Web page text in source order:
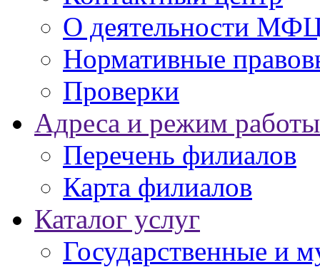
О деятельности
Нормативные
Проверки
Адреса и режим работы
Перечень филиалов
Карта филиалов
Каталог услуг
Государственные и